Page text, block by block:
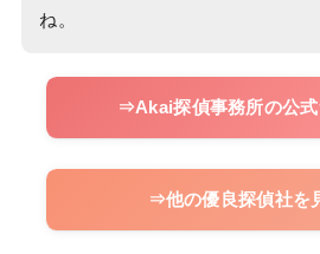
ね。
⇒Akai探偵事務所の公
⇒他の優良探偵社を